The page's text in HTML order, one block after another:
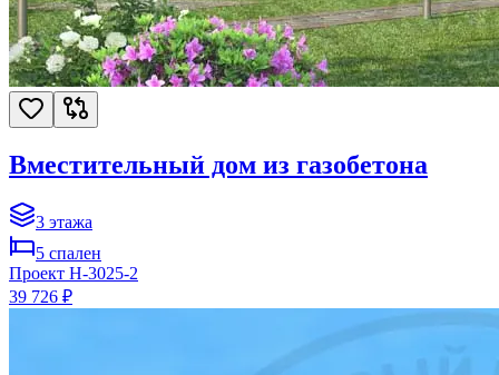
Вместительный дом из газобетона
3 этажа
5 спален
Проект H-3025-2
39 726 ₽